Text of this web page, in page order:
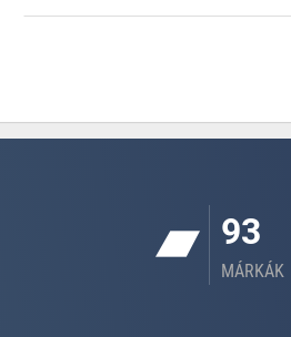
93
MÁRKÁK